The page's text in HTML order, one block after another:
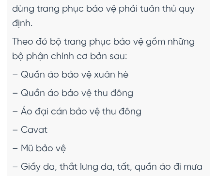
dùng trang phục bảo vệ phải tuân thủ quy
định.
Theo đó bộ trang phục bảo vệ gồm những
bộ phận chính cơ bản sau:
– Quần áo bảo vệ xuân hè
– Quần áo bảo vệ thu đông
– Áo đại cán bảo vệ thu đông
– Cavat
– Mũ bảo vệ
– Giầy da, thắt lưng da, tất, quần áo đi mưa